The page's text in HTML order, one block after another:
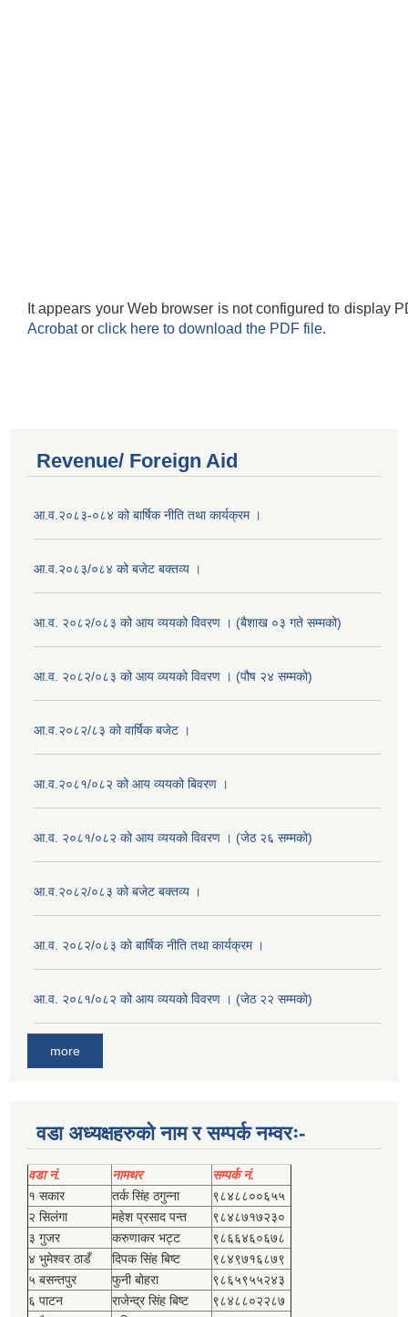
It appears your Web browser is not configured to display
Acrobator click here to download the PDF file.
Revenue/ Foreign Aid
आ.व.२०८३-०८४ को बार्षिक नीति तथा कार्यक्रम ।
आ.व.२०८३/०८४ को बजेट बक्तव्य ।
आ.व. २०८२/०८३ को आय व्ययको विवरण । (बैशाख ०३ गते सम्मको)
आ.व. २०८२/०८३ को आय व्ययको विवरण । (पौष २४ सम्मको)
आ.व.२०८२/८३ को वार्षिक बजेट ।
आ.व.२०८१/०८२ को आय व्ययको बिवरण ।
आ.व. २०८१/०८२ को आय व्ययको विवरण । (जेठ २६ सम्मको)
आ.व.२०८२/०८३ को बजेट बक्तव्य ।
आ.व. २०८२/०८३ को बार्षिक नीति तथा कार्यक्रम ।
आ.व. २०८१/०८२ को आय व्ययको विवरण । (जेठ २२ सम्मको)
more
वडा अध्यक्षहरुको नाम र सम्पर्क नम्वरः-
वडा नं. नामथर
सम्पर्क नं.
१ सकार
तर्क सिंह ठगुन्‍ना
९८४८८००६५५
२ सिलंगा
महेश प्रसाद पन्त
९८४८७१७२३०
३ गुजर
करुणाकर भट्ट
९८६६४६०६७८
४ भुमेश्‍वर ठाडँ
दिपक सिंह बिष्‍ट
९८४९७१६८७९
५ बसन्तपुर
फुनी बोहरा
९८६५९५५२४३
६ पाटन
राजेन्द्र सिंह बिष्‍ट
९८४८८०२२८७